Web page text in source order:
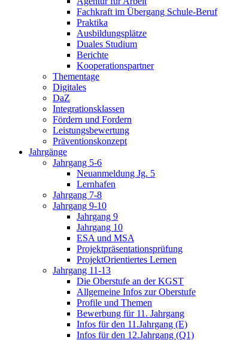
Fachkraft im Übergang Schule-Beruf
Praktika
Ausbildungsplätze
Duales Studium
Berichte
Kooperationspartner
Thementage
Digitales
DaZ
Integrationsklassen
Fördern und Fordern
Leistungsbewertung
Präventionskonzept
Jahrgänge
Jahrgang 5-6
Neuanmeldung Jg. 5
Lernhafen
Jahrgang 7-8
Jahrgang 9-10
Jahrgang 9
Jahrgang 10
ESA und MSA
Projektpräsentationsprüfung
ProjektOrientiertes Lernen
Jahrgang 11-13
Die Oberstufe an der KGST
Allgemeine Infos zur Oberstufe
Profile und Themen
Bewerbung für 11. Jahrgang
Infos für den 11.Jahrgang (E)
Infos für den 12.Jahrgang (Q1)